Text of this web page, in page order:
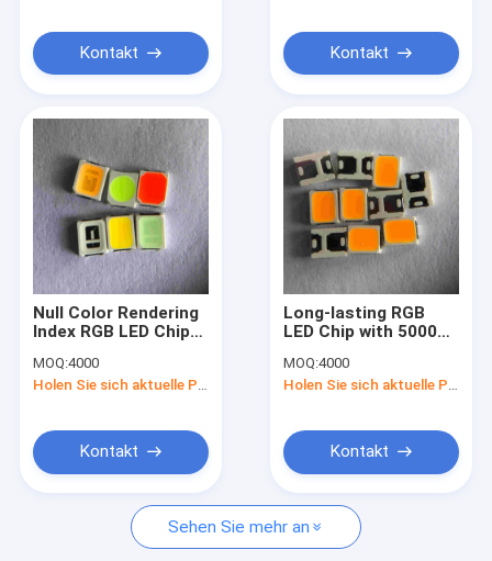
Produkte
Videos
VR Show
Über uns
Treten Sie mit uns in Verbindung
Fordern Sie ein Zitat
Kontakt Kontakt
Null Color Rendering
Index RGB LED Chip
and Copper Base
gold Wire for
MOQ:4000
Kontakt
Long-lasting RGB
LED Chip with 50000-
and Copper Base
gold Wire Package
MOQ:4000
Kontakt
Sehen Sie mehr an